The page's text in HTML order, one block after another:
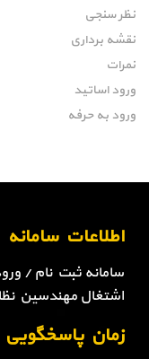
نظر سنجی
نقشه برداری
نمرات
ورود اساتید
ورود به حرفه
اطلاعات سامانه
سامانه ثبت نام /
اشتغال مهندسین
زمان پاسخگویی